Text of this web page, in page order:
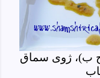
ب)، ژوی سماق